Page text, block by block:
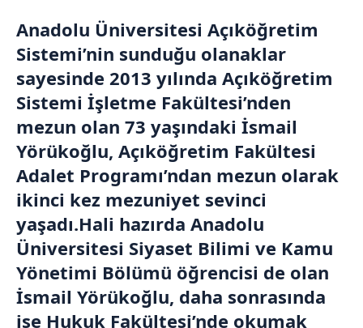
Anadolu Üniversitesi Açıköğretim
Sistemi’nin sunduğu olanaklar
sayesinde 2013 yılında Açıköğretim
Sistemi İşletme Fakültesi’nden
mezun olan 73 yaşındaki İsmail
Yörükoğlu, Açıköğretim Fakültesi
Adalet Programı’ndan mezun olarak
ikinci kez mezuniyet sevinci
yaşadı.Hali hazırda Anadolu
Üniversitesi Siyaset Bilimi ve Kamu
Yönetimi Bölümü öğrencisi de olan
İsmail Yörükoğlu, daha sonrasında
ise Hukuk Fakültesi’nde okumak